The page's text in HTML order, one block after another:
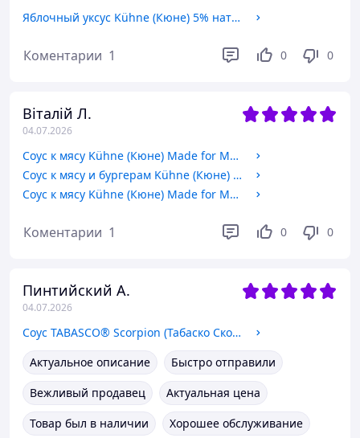
Яблочный уксус Kühne (Кюне) 5% натуральный 750 мл
Коментарии 1 0 0
Віталій Л.
04.07.2026
Соус к мясу Kühne (Кюне) Made for Meat - Черный чеснок (Black Garlic) 235 мл - ОПТ и розничье
Соус к мясу и бургерам Kühne (Кюне) Made for Meat - Чипотле Бургер (Chipotle Burger Style) 235 мл - ОПТ и розничье
Соус к мясу Kühne (Кюне) Made for Meat - Жареная паприка (Flame Roasted Paprika) 235 мл - ОПТ и розье
Коментарии 1 0 0
Пинтийский А.
04.07.2026
Соус TABASCO® Scorpion (Табаско Скорпион) 60 мл
Актуальное описание
Быстро отправили
Вежливый продавец
Актуальная цена
Товар был в наличии
Хорошее обслуживание